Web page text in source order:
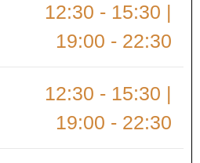
12:30 - 15:30 |
19:00 - 22:30
12:30 - 15:30 |
19:00 - 22:30